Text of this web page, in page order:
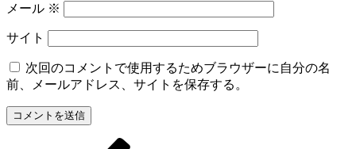
メール ※
サイト
次回のコメントで使用するためブラウザーに自分の名
前、メールアドレス、サイトを保存する。